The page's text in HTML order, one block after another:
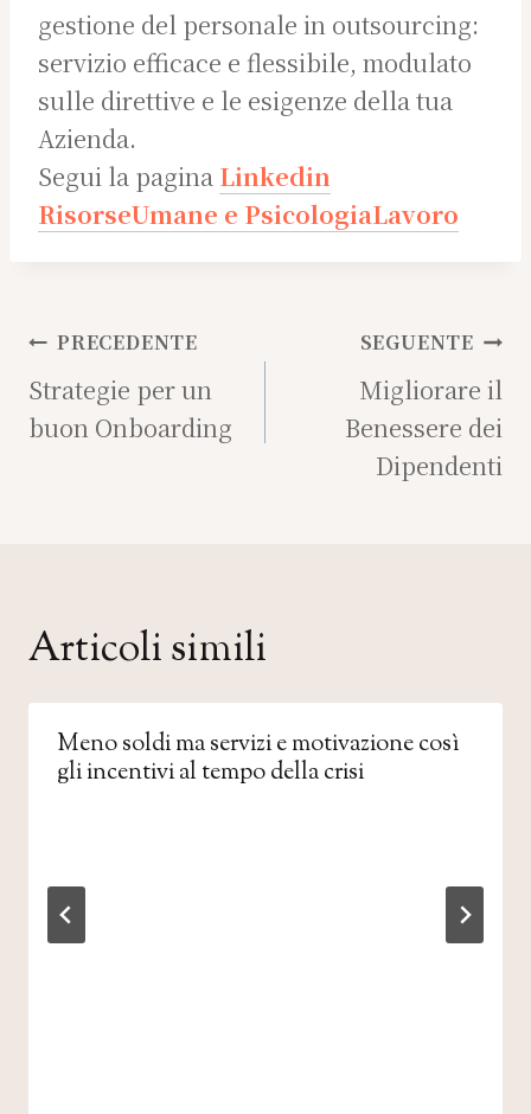
gestione del personale in outsourcing:
servizio efficace e flessibile, modulato
sulle direttive e le esigenze della tua
Azienda.
Segui la pagina Linkedin
RisorseUmane e PsicologiaLavoro
Navigazione
articoli
PRECEDENTE
Strategie per un
buon Onboarding
SEGUENTE
Migliorare il
Benessere dei
Dipendenti
Articoli simili
Meno soldi ma servizi e motivazione così
gli incentivi al tempo della crisi